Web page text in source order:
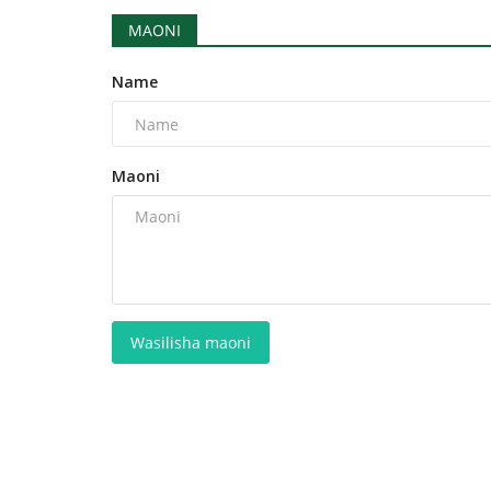
MAONI
Name
Maoni
Wasilisha maoni